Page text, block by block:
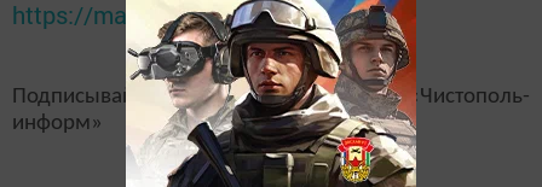
https://max.ru/tatmedia
Подписывайтесь на нашканалMAX«Чистополь-
информ»